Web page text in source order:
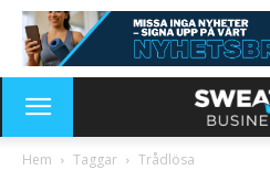
Hem Taggar Trådlösa